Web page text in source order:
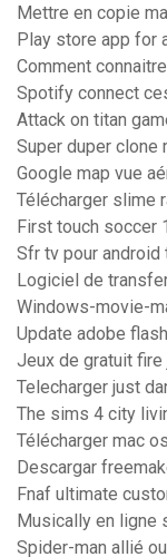
Mettre en copie
Play store app for
Comment
Spotify connect
Attack on titan
Super duper clone
Google map vue
Télécharger slime
First touch soccer
Sfr tv pour android
Logiciel de
Windows-movie-
Update adobe
Jeux de gratuit fire
Telecharger just
The sims 4 city
Télécharger mac
Descargar
Fnaf ultimate
Musically en ligne
Spider-man allié